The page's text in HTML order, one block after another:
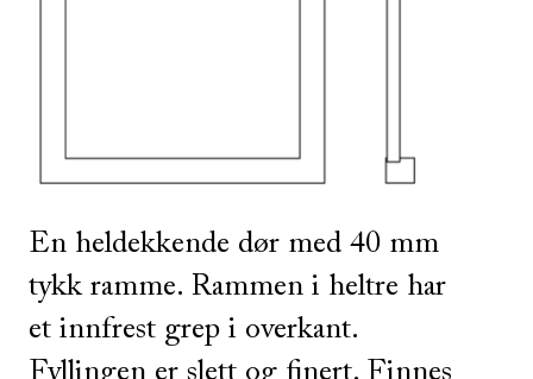
En heldekkende dør med 40 mm
tykk ramme. Rammen i heltre har
et innfrest grep i overkant.
Fyllingen er slett og finert. Finnes